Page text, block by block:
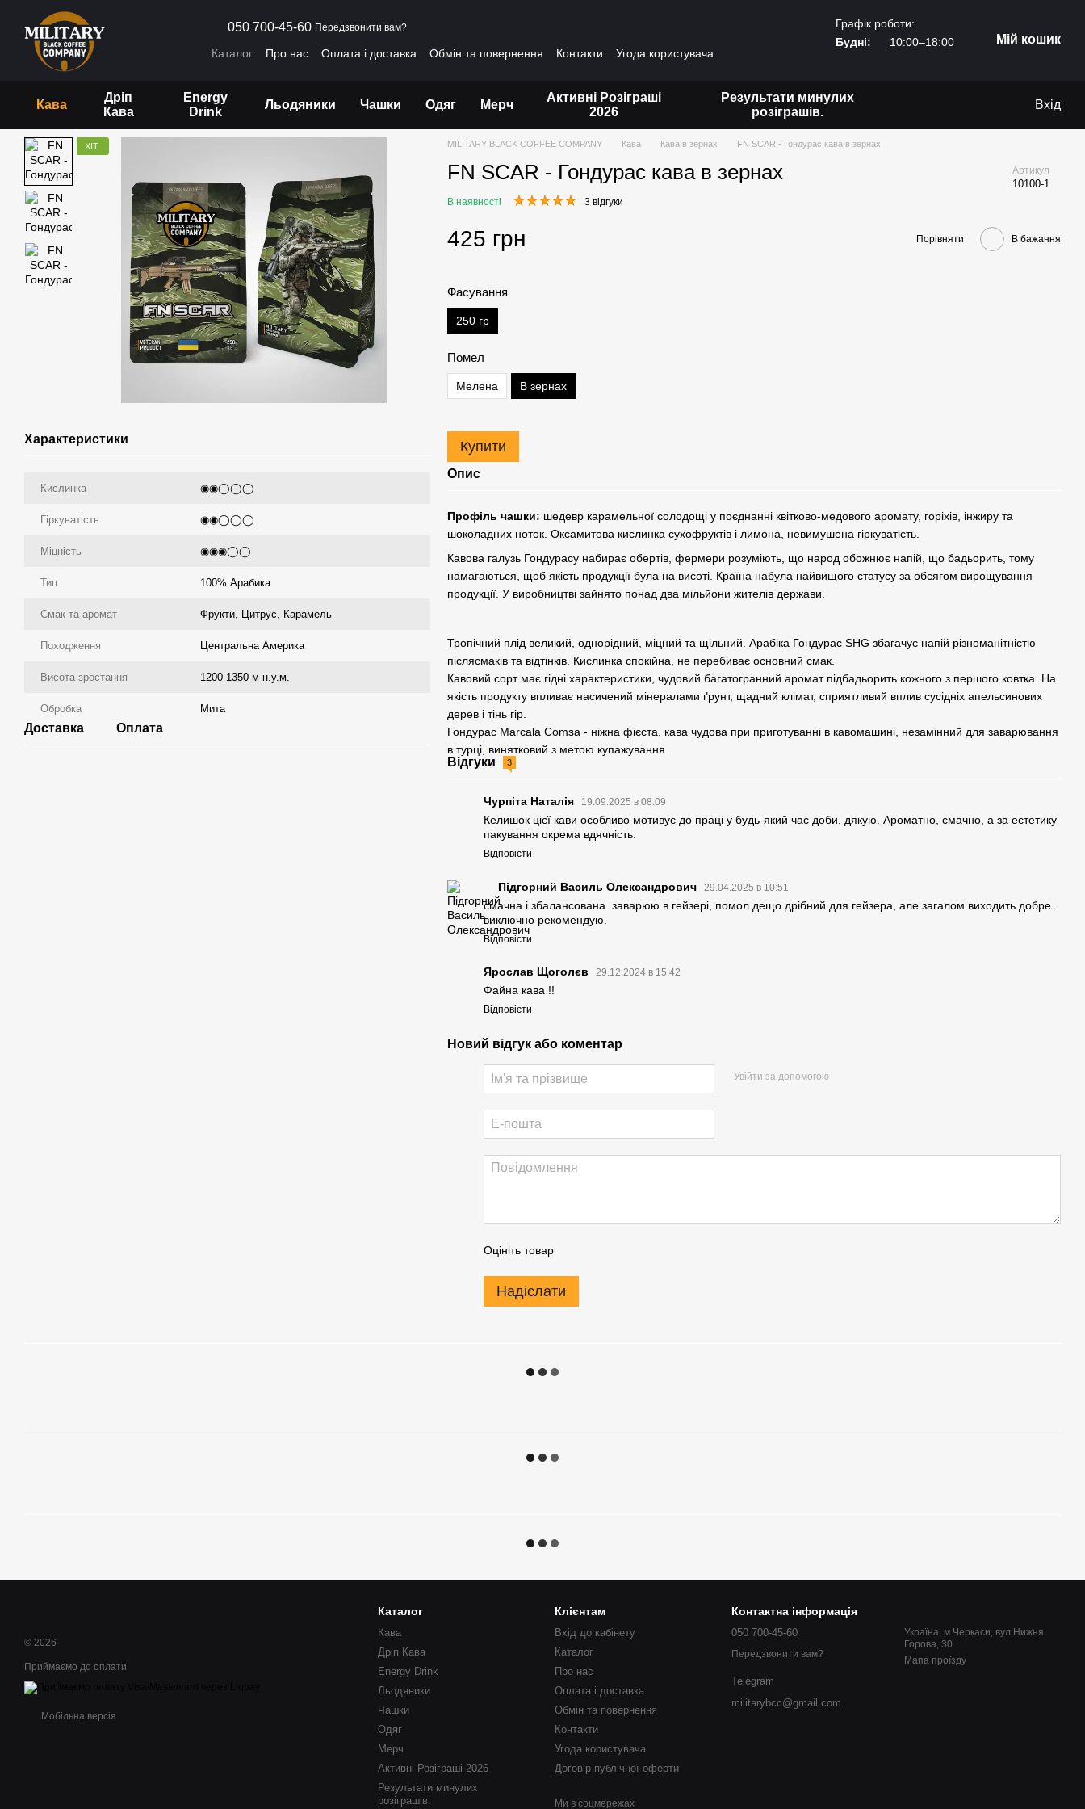
Перейти до основного контенту
050 700-45-60 Передзвонити вам?
Каталог Про нас Оплата і доставка Обмін та повернення Контакти
Угода користувача
Графік роботи:
Будні:
10:00–18:00 Мій кошик
Кава
Дріп
Кава
Energy
Drink
Льодяники Чашки Одяг Мерч
Активні Розіграші
2026
Результати минулих
розіграшів.
Вхід
ХІТ
Характеристики
Кислинка ◉◉◯◯◯
Гіркуватість ◉◉◯◯◯
Міцність ◉◉◉◯◯
Тип 100% Арабика
Смак та аромат Фрукти, Цитрус, Карамель
Походження Центральна Америка
Висота зростання 1200-1350 м н.у.м.
Обробка Мита
Доставка Оплата
MILITARY BLACK COFFEE COMPANY Кава Кава в зернах FN SCAR - Гондурас кава в зернах
FN SCAR - Гондурас кава в зернах Артикул
10100-1
В наявності 3 відгуки
425 грн Порівняти В бажання
Фасування
250 гр
Помел
Мелена В зернах
Купити
Опис
Профіль чашки: шедевр карамельної солодощі у поєднанні квітково-медового аромату, горіхів, інжиру та
шоколадних ноток. Оксамитова кислинка сухофруктів і лимона, невимушена гіркуватість.
Кавова галузь Гондурасу набирає обертів, фермери розуміють, що народ обожнює напій, що бадьорить, тому
намагаються, щоб якість продукції була на висоті. Країна набула найвищого статусу за обсягом вирощування
продукції. У виробництві зайнято понад два мільйони жителів держави.
Тропічний плід великий, однорідний, міцний та щільний. Арабіка Гондурас SHG збагачує напій різноманітністю
післясмаків та відтінків. Кислинка спокійна, не перебиває основний смак.
Кавовий сорт має гідні характеристики, чудовий багатогранний аромат підбадьорить кожного з першого ковтка. На
якість продукту впливає насичений мінералами ґрунт, щадний клімат, сприятливий вплив сусідніх апельсинових
дерев і тінь гір.
Гондурас Marcala Comsa - ніжна фієста, кава чудова при приготуванні в кавомашині, незамінний для заварювання
в турці, винятковий з метою купажування.
Відгуки 3
Чурпіта Наталія 19.09.2025 в 08:09
Келишок цієї кави особливо мотивує до праці у будь-який час доби, дякую. Ароматно, смачно, а за естетику
пакування окрема вдячність.
Відповісти
Підгорний Василь Олександрович 29.04.2025 в 10:51
смачна і збалансована. заварюю в гейзері, помол дещо дрібний для гейзера, але загалом виходить добре.
виключно рекомендую.
Відповісти
Ярослав Щоголєв 29.12.2024 в 15:42
Файна кава !!
Відповісти
Новий відгук або коментар
Увійти за допомогою
Оцініть товар
Надіслати
© 2026
Приймаємо до оплати
Мобільна версія
Каталог
Кава
Дріп Кава
Energy Drink
Льодяники
Чашки
Одяг
Мерч
Активні Розіграші 2026
Результати минулих
розіграшів.
Клієнтам
Вхід до кабінету
Каталог
Про нас
Оплата і доставка
Обмін та повернення
Контакти
Угода користувача
Договір публічної оферти
Ми в соцмережах
Контактна інформація
050 700-45-60
Передзвонити вам?
Telegram
militarybcc@gmail.com
Україна, м.Черкаси, вул.Нижня
Горова, 30
Мапа проїзду